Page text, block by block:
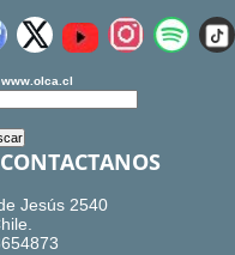
www.olca.cl
CONTACTANOS
Jesús 2540